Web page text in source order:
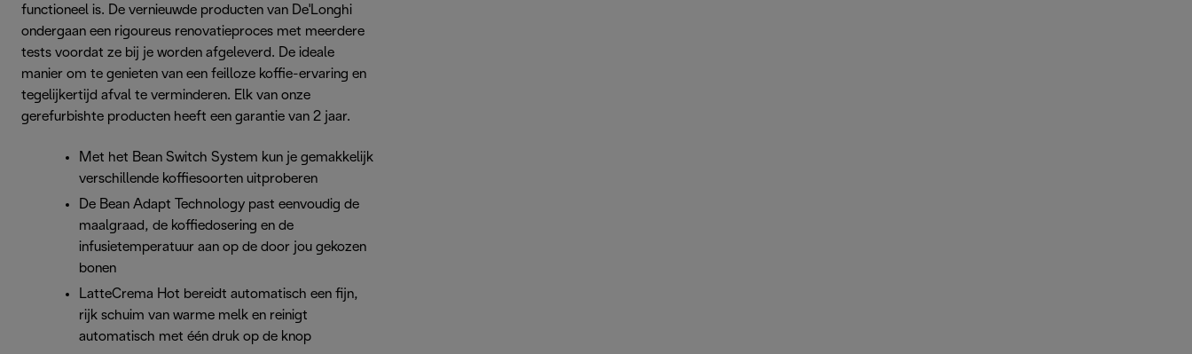
functioneel is. De vernieuwde producten van De'Longhi
ondergaan een rigoureus renovatieproces met meerdere
tests voordat ze bij je worden afgeleverd. De ideale
manier om te genieten van een feilloze koffie-ervaring en
tegelijkertijd afval te verminderen. Elk van onze
gerefurbishte producten heeft een garantie van 2 jaar.
Met het Bean Switch System kun je gemakkelijk
verschillende koffiesoorten uitproberen
De Bean Adapt Technology past eenvoudig de
maalgraad, de koffiedosering en de
infusietemperatuur aan op de door jou gekozen
bonen
LatteCrema Hot bereidt automatisch een fijn,
rijk schuim van warme melk en reinigt
automatisch met één druk op de knop